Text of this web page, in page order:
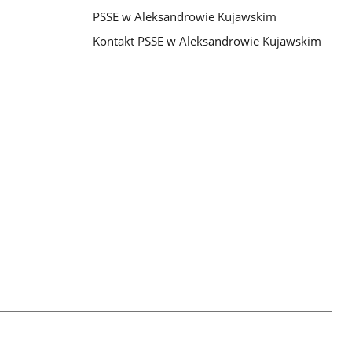
PSSE w Aleksandrowie Kujawskim
Kontakt PSSE w Aleksandrowie Kujawskim